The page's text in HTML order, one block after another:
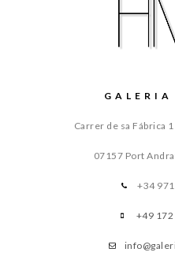
Carrer de sa Fábrica
07157 Port
+34
+49